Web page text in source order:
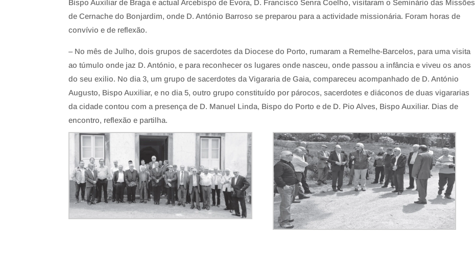
Bispo Auxiliar de Braga e actual Arcebispo de Évora, D. Francisco Senra Coelho, visitaram o Seminário das Missões
de Cernache do Bonjardim, onde D. António Barroso se preparou para a actividade missionária. Foram horas de
convívio e de reflexão.
– No mês de Julho, dois grupos de sacerdotes da Diocese do Porto, rumaram a Remelhe-Barcelos, para uma visita
ao túmulo onde jaz D. António, e para reconhecer os lugares onde nasceu, onde passou a infância e viveu os anos
do seu exilio. No dia 3, um grupo de sacerdotes da Vigararia de Gaia, compareceu acompanhado de D. António
Augusto, Bispo Auxiliar, e no dia 5, outro grupo constituído por párocos, sacerdotes e diáconos de duas vigararias
da cidade contou com a presença de D. Manuel Linda, Bispo do Porto e de D. Pio Alves, Bispo Auxiliar. Dias de
encontro, reflexão e partilha.